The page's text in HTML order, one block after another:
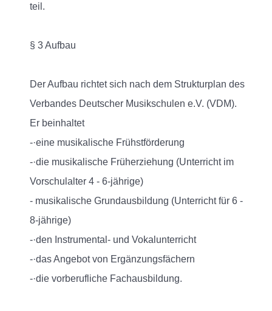
teil.
§ 3 Aufbau
Der Aufbau richtet sich nach dem Strukturplan des
Verbandes Deutscher Musikschulen e.V. (VDM).
Er beinhaltet
-·eine musikalische Frühstförderung
-·die musikalische Früherziehung (Unterricht im
Vorschulalter 4 - 6-jährige)
- musikalische Grundausbildung (Unterricht für 6 -
8-jährige)
-·den Instrumental- und Vokalunterricht
-·das Angebot von Ergänzungsfächern
-·die vorberufliche Fachausbildung.